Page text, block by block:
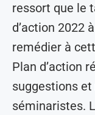
ressort que le
d’action 2022
remédier à
Plan d’action
suggestions
séminaristes.